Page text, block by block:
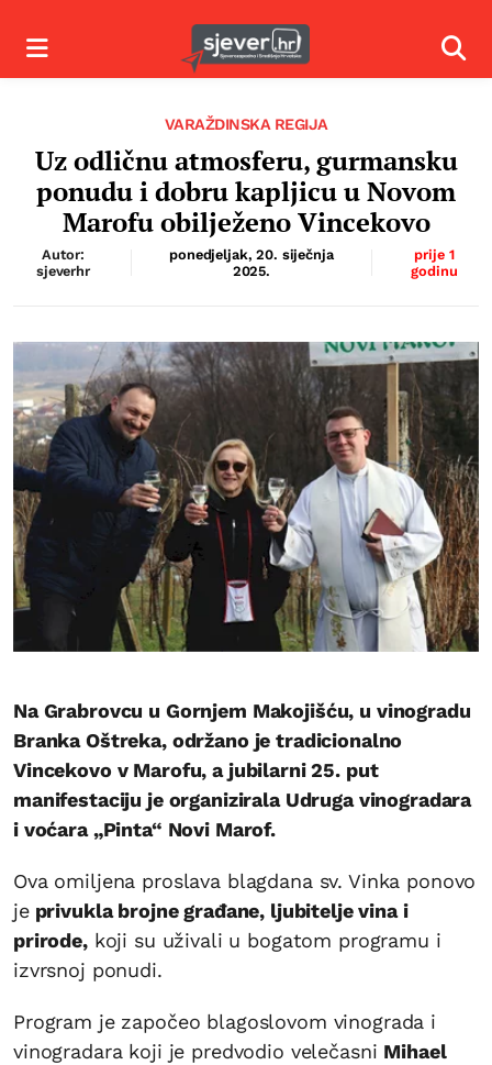
Izbornik
VARAŽDINSKA REGIJA
Uz odličnu atmosferu, gurmansku
ponudu i dobru kapljicu u Novom
Marofu obilježeno Vincekovo
Autor:
sjeverhr
ponedjeljak, 20. siječnja
2025.
prije 1
godinu
Na Grabrovcu u Gornjem Makojišću, u vinogradu
Branka Oštreka, održano je tradicionalno
Vincekovo v Marofu, a jubilarni 25. put
manifestaciju je organizirala Udruga vinogradara
i voćara „Pinta“ Novi Marof.
Ova omiljena proslava blagdana sv. Vinka ponovo
jeprivukla brojne građane, ljubitelje vina i
prirode,koji su uživali u bogatom programu i
izvrsnoj ponudi.
Program je započeo blagoslovom vinograda i
vinogradara koji je predvodio velečasni Mihael